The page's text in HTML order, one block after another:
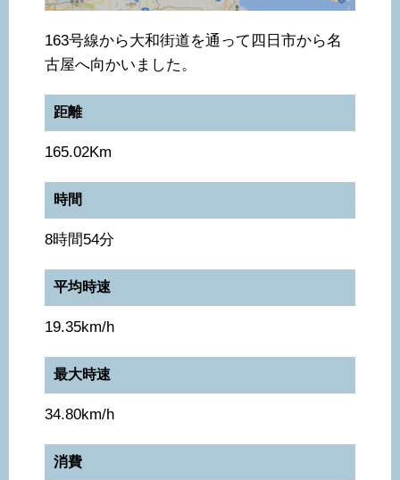
163号線から大和街道を通って四日市から名
古屋へ向かいました。
距離
165.02Km
時間
8時間54分
平均時速
19.35km/h
最大時速
34.80km/h
消費